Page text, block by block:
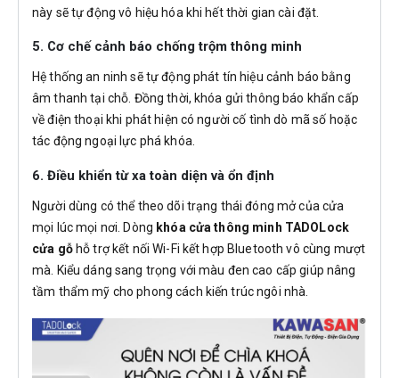
này sẽ tự động vô hiệu hóa khi hết thời gian cài đặt.
5. Cơ chế cảnh báo chống trộm thông minh
Hệ thống an ninh sẽ tự động phát tín hiệu cảnh báo bằng
âm thanh tại chỗ. Đồng thời, khóa gửi thông báo khẩn cấp
về điện thoại khi phát hiện có người cố tình dò mã số hoặc
tác động ngoại lực phá khóa.
6. Điều khiển từ xa toàn diện và ổn định
Người dùng có thể theo dõi trạng thái đóng mở của cửa
mọi lúc mọi nơi. Dòng khóa cửa thông minh TADOLock
cửa gỗhỗ trợ kết nối Wi-Fi kết hợp Bluetooth vô cùng mượt
mà. Kiểu dáng sang trọng với màu đen cao cấp giúp nâng
tầm thẩm mỹ cho phong cách kiến trúc ngôi nhà.